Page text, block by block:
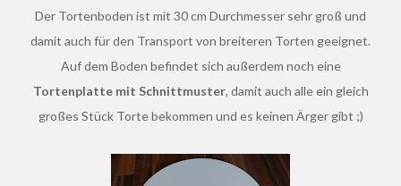
Der Tortenboden ist mit 30 cm Durchmesser sehr groß und
damit auch für den Transport von breiteren Torten geeignet.
Auf dem Boden befindet sich außerdem noch eine
Tortenplatte mit Schnittmuster, damit auch alle ein gleich
großes Stück Torte bekommen und es keinen Ärger gibt ;)